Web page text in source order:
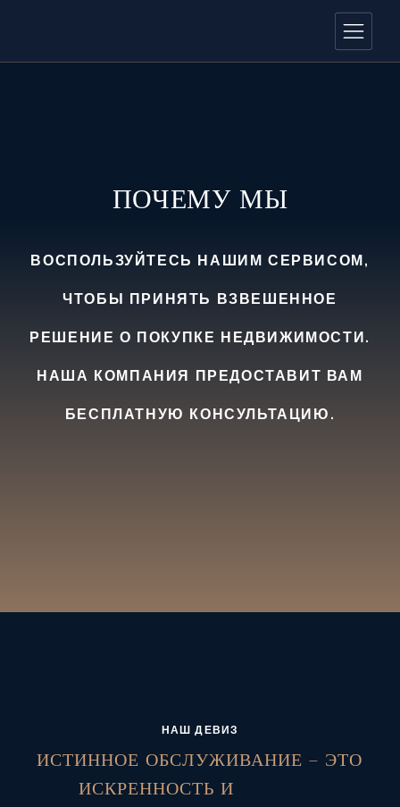
ПОЧЕМУ МЫ
ВОСПОЛЬЗУЙТЕСЬ НАШИМ СЕРВИСОМ,
ЧТОБЫ ПРИНЯТЬ ВЗВЕШЕННОЕ
РЕШЕНИЕ О ПОКУПКЕ НЕДВИЖИМОСТИ.
НАША КОМПАНИЯ ПРЕДОСТАВИТ ВАМ
БЕСПЛАТНУЮ КОНСУЛЬТАЦИЮ.
НАШ ДЕВИЗ
ИСТИННОЕ ОБСЛУЖИВАНИЕ – ЭТО
ИСКРЕННОСТЬ И